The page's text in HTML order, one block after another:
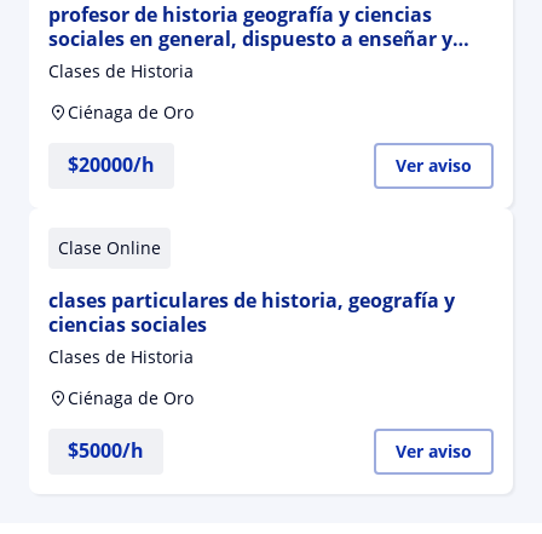
profesor de historia geografía y ciencias
sociales en general, dispuesto a enseñar y
orientar a niños, adolescentes, jóvenes y
arreas o que simplemente quieren aprender
Clases de Historia
Ciénaga de Oro
$20000/h Ver aviso
Clase Online
clases particulares de historia, geografía y
ciencias sociales
Clases de Historia
Ciénaga de Oro
$5000/h Ver aviso